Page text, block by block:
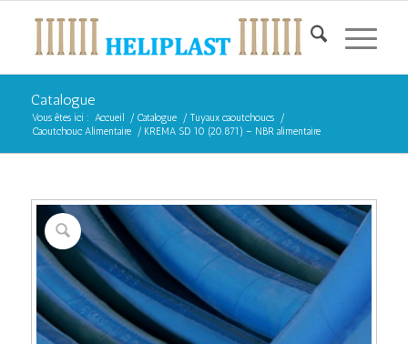
Catalogue
Vous êtes ici : Accueil / Catalogue / Tuyaux caoutchoucs
/
Caoutchouc Alimentaire
/ KREMA SD 10 (20.871) – NBR alimentaire